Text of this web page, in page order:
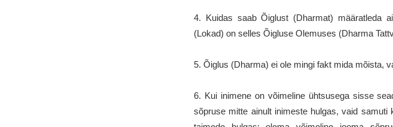
4. Kuidas saab Õiglust (Dharmat) määratleda
(Lokad) on selles Õigluse Olemuses (Dharma
5. Õiglus (Dharma) ei ole mingi fakt mida mõista,
6. Kui inimene on võimeline ühtsusega sisse
sõpruse mitte ainult inimeste hulgas, vaid